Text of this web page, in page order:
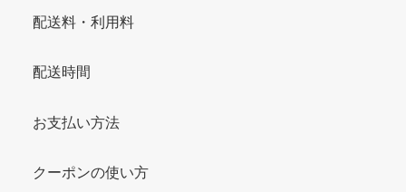
配送料・利用料
配送時間
お支払い方法
クーポンの使い方